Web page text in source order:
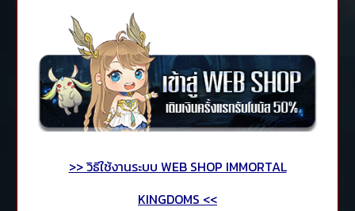
>> วิธีใช้งานระบบ WEB SHOP IMMORTAL
KINGDOMS <<